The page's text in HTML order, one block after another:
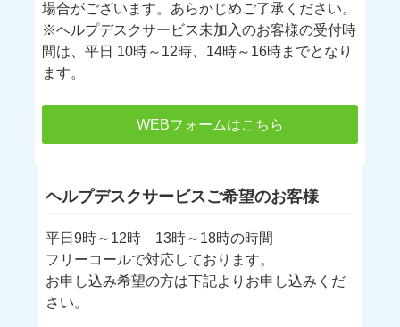
場合がございます。あらかじめご了承ください。
※ヘルプデスクサービス未加入のお客様の受付時
間は、平日 10時～12時、14時～16時までとなり
ます。
WEBフォームはこちら
ヘルプデスクサービスご希望のお客様
平日9時～12時 13時～18時の時間
フリーコールで対応しております。
お申し込み希望の方は下記よりお申し込みくだ
さい。